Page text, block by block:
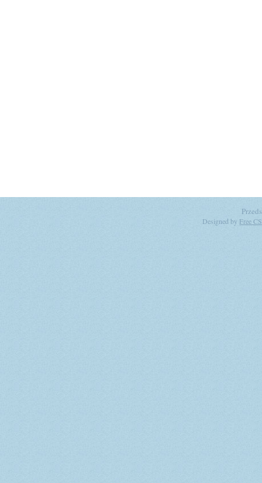
Designed by Free